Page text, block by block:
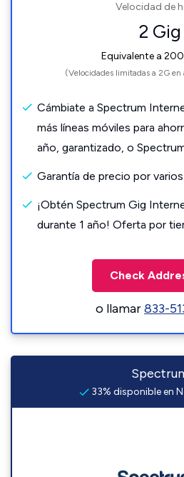
Velocidad de
2 Gig
Equivalente a
(Velocidades limitadas a 2G en
Cámbiate a Spectrum
más líneas móviles para
año, garantizado, o
Garantía de precio por
¡Obtén Spectrum Gig
durante 1 año! Oferta por
Check
o llamar833-
33% disponible en